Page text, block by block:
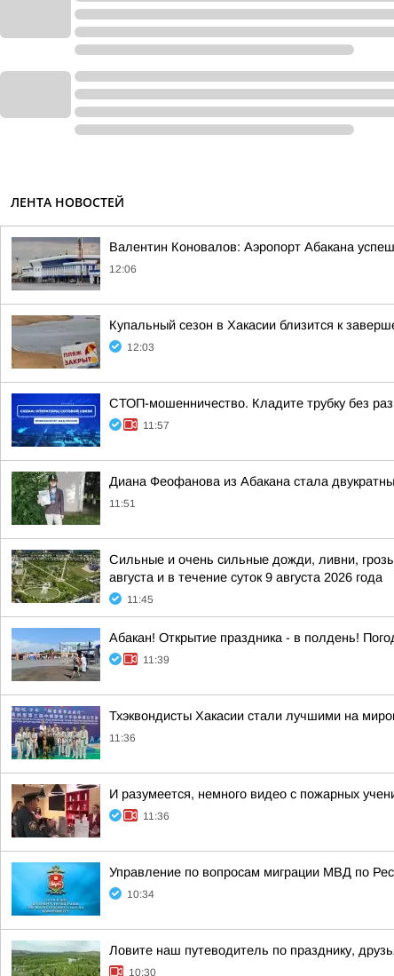
ЛЕНТА НОВОСТЕЙ
Валентин Коновалов: Аэропорт Абакана
12:06
Купальный сезон в Хакасии близится к
12:03
СТОП-мошенничество. Кладите трубку без
11:57
Диана Феофанова из Абакана стала
11:51
Сильные и очень сильные дожди, ливни,
августа и в течение суток 9 августа 2026 года
11:45
Абакан! Открытие праздника - в полдень!
11:39
Тхэквондисты Хакасии стали лучшими на
11:36
И разумеется, немного видео с пожарных
11:36
Управление по вопросам миграции МВД по
10:34
Ловите наш путеводитель по празднику,
10:30